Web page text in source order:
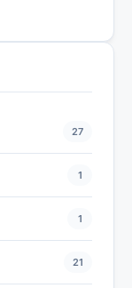
27
1
1
21